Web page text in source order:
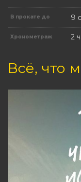
В прокате до 9
Хронометраж 2
Всё, что